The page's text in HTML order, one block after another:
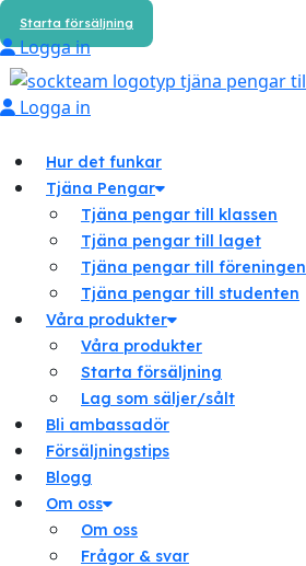
Starta försäljning
Logga in
Logga in
Hur det funkar
Tjäna Pengar
Tjäna pengar till klassen
Tjäna pengar till laget
Tjäna pengar till föreningen
Tjäna pengar till studenten
Våra produkter
Våra produkter
Starta försäljning
Lag som säljer/sålt
Bli ambassadör
Försäljningstips
Blogg
Om oss
Om oss
Frågor & svar